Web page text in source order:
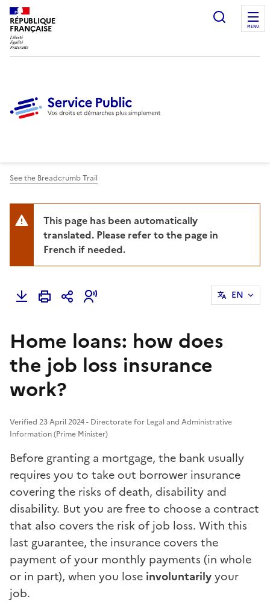
RÉPUBLIQUE
FRANÇAISE
Ouvrir
MENU
See the Breadcrumb Trail
This page has been automatically
translated. Please refer to the page in
French if needed.
EN
Home loans: how does
the job loss insurance
work?
Verified 23 April 2024 - Directorate for Legal and Administrative
Information (Prime Minister)
Before granting a mortgage, the bank usually
requires you to take out borrower insurance
covering the risks of death, disability and
disability. But you are free to choose a contract
that also covers the risk of job loss. With this
last guarantee, the insurance covers the
payment of your monthly payments (in whole
or in part), when you lose involuntarilyyour
job.